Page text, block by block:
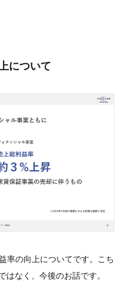
について
率の向上についてです。こち
はなく、今後のお話です。